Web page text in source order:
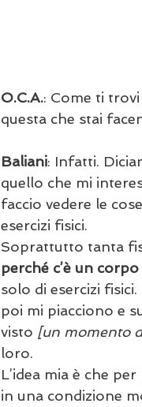
O.C.A.: Come ti
questa che stai
Baliani: Infatti.
quello che mi
faccio vedere le
esercizi fisici.
Soprattutto tanta
perché c’è un
solo di esercizi
poi mi piacciono e
visto [un momento
loro.
L’idea mia è che
in una condizione